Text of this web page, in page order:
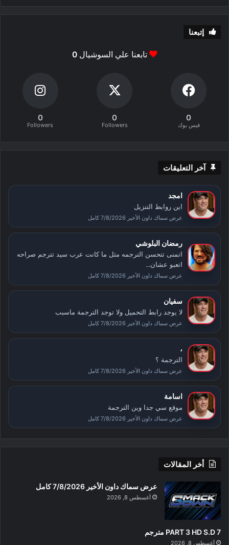
إتبعنا
تابعنا علي السوشيال0
0
فيس بوك
0
Followers
0
Followers
آخر التعليقات
امجد
اين روابط التنزيل
عرض سماك داون الأخير 7/8/2026 كامل
رمضان البلوشي
اتمنى تتحسن الترجمه مثل ما كانت عرب سيد تترجم صراحه
اتعبو عشان...
عرض سماك داون الأخير 7/8/2026 كامل
سفيان
لا يوجد رابط التحميل ولا توجد الترجمة ماسبب
عرض سماك داون الأخير 7/8/2026 كامل
،
الترجمة ؟
عرض سماك داون الأخير 7/8/2026 كامل
اسامة
موقع سي جدا وين الترجمة
عرض سماك داون الأخير 7/8/2026 كامل
أخر المقالات
عرض سماك داون الأخير 7/8/2026 كامل
أغسطس 8, 2026
PART 3 HD S.D 7 مترجم
أغسطس 8, 2026